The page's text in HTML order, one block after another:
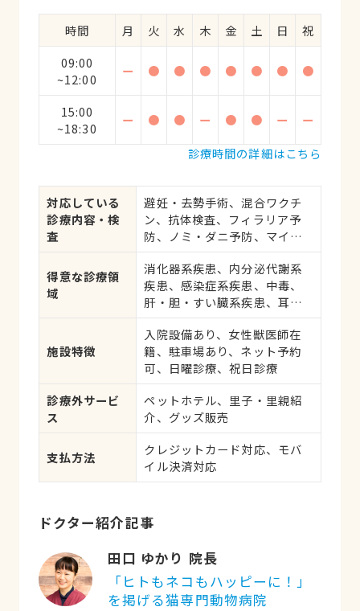
時間 月 火 水 木 金 土 日
祝
09:00
~12:00
ー ● ● ● ● ● ● ●
15:00
~18:30
ー ● ● ー ● ● ー
ー
診療時間の詳細はこちら
対応している
診療内容・検
査
避妊・去勢手術、混合ワクチ
ン、抗体検査、フィラリア予
防、ノミ・ダニ予防、マイク
種検査
得意な診療領
域
消化器系疾患、内分泌代謝系
疾患、感染症系疾患、中毒、
肝・胆・すい臓系疾患、耳系
膚系疾患、呼吸器系疾患、
腎・泌尿器系疾患、筋肉系疾
患、生殖器系疾患、腫瘍・が
疾患、けが・その他
施設特徴
入院設備あり、女性獣医師在
籍、駐車場あり、ネット予約
可、日曜診療、祝日診療
診療外サービ
ス
ペットホテル、里子・里親紹
介、グッズ販売
支払方法
クレジットカード対応、モバ
イル決済対応
ドクター紹介記事
田口 ゆかり 院長
「ヒトもネコもハッピーに！」
を掲げる猫専門動物病院